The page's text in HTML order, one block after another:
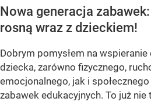
Nowa generacja
rosną wraz z dzieckiem!
Dobrym pomysłem na
dziecka, zarówno fizycznego,
emocjonalnego, jak i
zabawek edukacyjnych. To już